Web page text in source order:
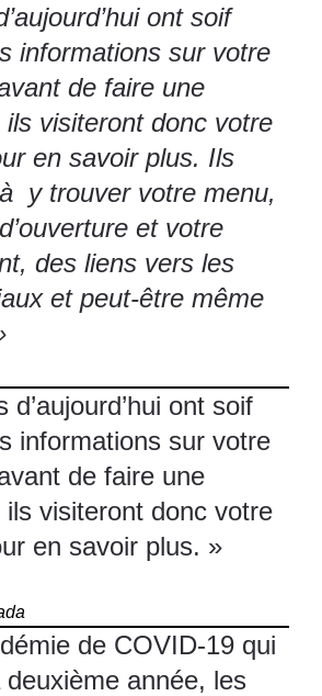
ont soif
informations sur votre
de faire une
visiteront donc votre
en savoir plus. Ils
y trouver votre menu,
et votre
des liens vers les
et peut-être même
d’aujourd’hui ont soif
informations sur votre
de faire une
visiteront donc votre
en savoir plus. »
de COVID-19 qui
année, les